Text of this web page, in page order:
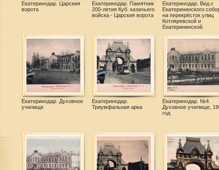
Екатеринодар. Царския
ворота
Екатеринодар. Памятник
200-летия Куб. казачьего
войска - Царския ворота
Екатеринодар. Вид с
Екатерининского
на перекрёсток улиц
Котляревской и
Екатерининской.
Екатеринодар. Духовное
училище
Екатеринодар.
Триумфальная арка
Екатеринодар. №4.
Духовное училище,
год